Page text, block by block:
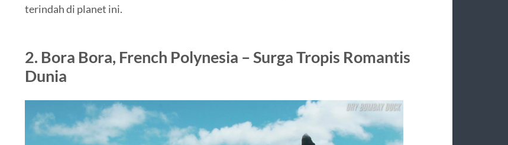
terindah di planet ini.
2. Bora Bora, French Polynesia – Surga Tropis Romantis
Dunia